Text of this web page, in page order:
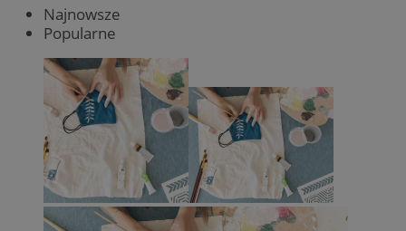
Najnowsze
Popularne